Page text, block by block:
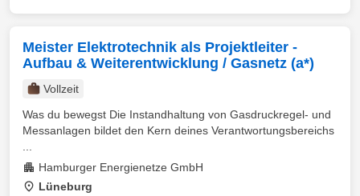
Meister Elektrotechnik als Projektleiter -
Aufbau & Weiterentwicklung / Gasnetz (a*)
Vollzeit
Was du bewegst Die Instandhaltung von Gasdruckregel- und
Messanlagen bildet den Kern deines Verantwortungsbereichs
Hamburger Energienetze GmbH
Lüneburg